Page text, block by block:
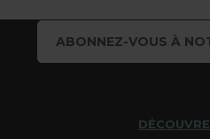
ABONNEZ-VOUS À